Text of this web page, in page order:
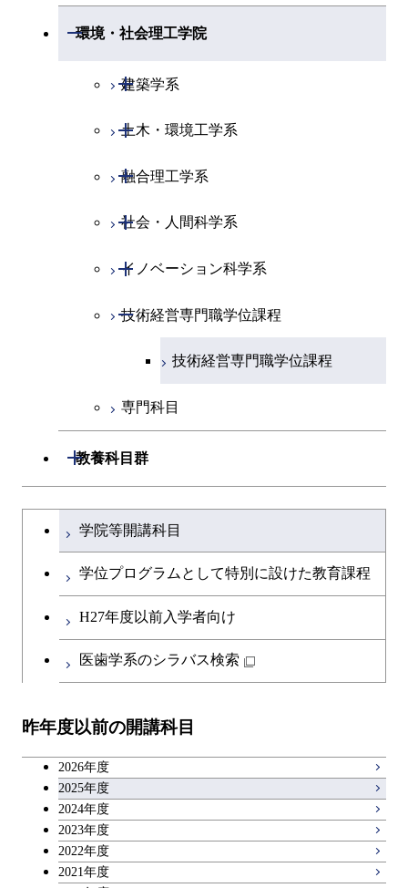
エネルギー・情報コース
物質・情報卓越コース
地球生命コース
エンジニアリングデザイン
ース
原子核工学コース
人間医療科学技術コース
コース
エネルギーコース
エネルギー・情報コース
ライフエンジニアリングコ
情報通信コース
エンジニアリングデザイン
ース
人間医療科学技術コース
経営工学系
開閉
経営工学コース
エンジニアリングデザイン
専門科目
エネルギーコース
ース
原子核工学コース
人間医療科学技術コース
物質・情報卓越コース
応用化学コース
ース
原子核工学コース
地球生命コース
人間医療科学技術コース
物質・情報卓越コース
専門科目
ース
知能情報コース
エネルギー・情報コース
人間医療科学技術コース
物質・情報卓越コース
生命理工学系
開閉
生命理工学コース
ライフエンジニアリングコ
専門科目
環境・社会理工学院
開閉
建築学系
開閉
建築学コース
エンジニアリングデザイン
土木・環境工学系
開閉
土木工学コース
エンジニアリングデザイン
融合理工学系
開閉
地球環境共創コース
エネルギーコース
エネルギー・情報コース
エンジニアリングデザイン
原子核工学コース
社会・人間科学系
開閉
社会・人間科学コース
イノベーション科学系
開閉
イノベーション科学コース
人間医療科学技術コース
技術経営専門職学位課程
開閉
技術経営専門職学位課程
専門科目
教養科目群
開閉
文系教養科目
英語科目
第二外国語科目
キャリア科目
大学院課程を切り替える
学院等開講科目
学位プログラムとして特別に設けた教育課程
H27年度以前入学者向け
医歯学系のシラバス検索
昨年度以前の開講科目
2026年度
2025年度
2024年度
2023年度
2022年度
2021年度